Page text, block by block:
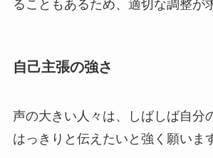
ることもあるため、適切な調整が
自己主張の強さ
声の大きい人々は、しばしば自分
はっきりと伝えたいと強く願いま